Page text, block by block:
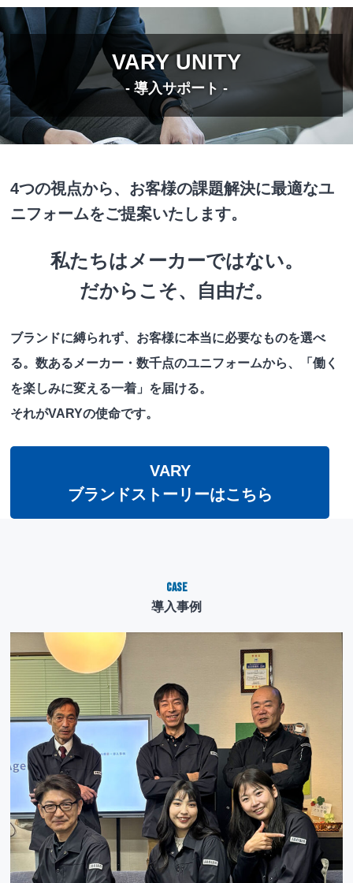
VARY UNITY
- 導入サポート -
4つの視点から、お客様の課題解決に最適なユ
ニフォームをご提案いたします。
私たちはメーカーではない。
だからこそ、自由だ。
ブランドに縛られず、お客様に本当に必要なものを選べ
る。数あるメーカー・数千点のユニフォームから、「働く
を楽しみに変える一着」を届ける。
それがVARYの使命です。
VARY
ブランドストーリーはこちら
Case
導入事例